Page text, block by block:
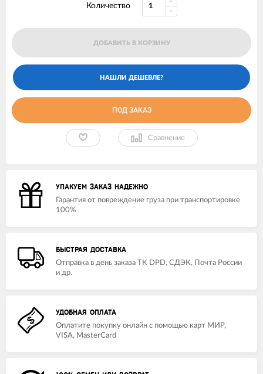
Количество
ДОБАВИТЬ В КОРЗИНУ
ПОД ЗАКАЗ
Сравнение
УПАКУЕМ ЗАКАЗ НАДЕЖНО
Гарантия от повреждение груза при транспортировке
100%
БЫСТРАЯ ДОСТАВКА
Отправка в день заказа ТК DPD, СДЭК, Почта России
и др.
УДОБНАЯ ОПЛАТА
Оплатите покупку онлайн с помощью карт МИР,
VISA, MasterCard